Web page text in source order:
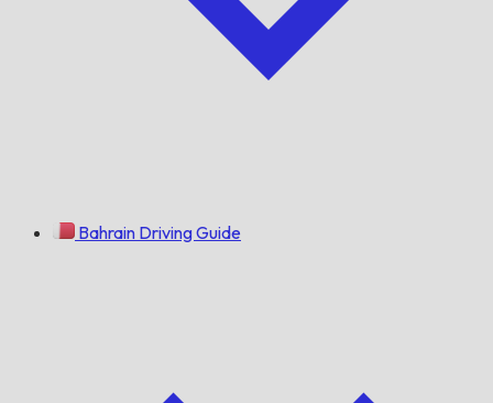
Bahrain Driving Guide